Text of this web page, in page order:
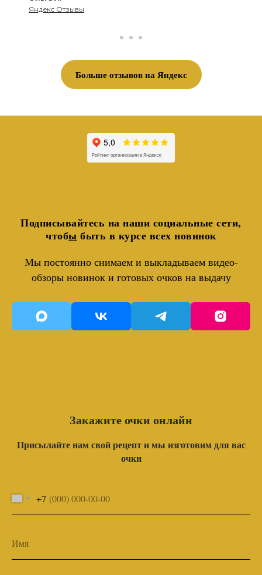
Яндекс Отзывы
Больше отзывов на Яндекс
Подписывайтесь на наши социальные сети,
чтобы быть в курсе всех новинок
Мы постоянно снимаем и выкладываем видео-
обзоры новинок и готовых очков на выдачу
Закажите очки онлайн
Присылайте нам свой рецепт и мы изготовим для вас
очки
+7
Имя